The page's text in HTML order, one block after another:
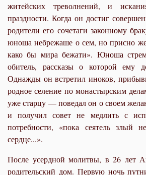
житейских треволнений, и
праздности. Когда он достиг
родители его сочетаги законному
юноша небрежаше о сем, но присно
како бы мира бежати». Юноша
обитель, рассказы о которой ему
Однажды он встретил иноков,
родное селение по монастырским
уже старцу — поведал он о своем
и получил совет не медлить с
потребности, «пока сеятель злый
сердце...».
После усердной молитвы, в 26 лет
родительский дом. Первую ночь